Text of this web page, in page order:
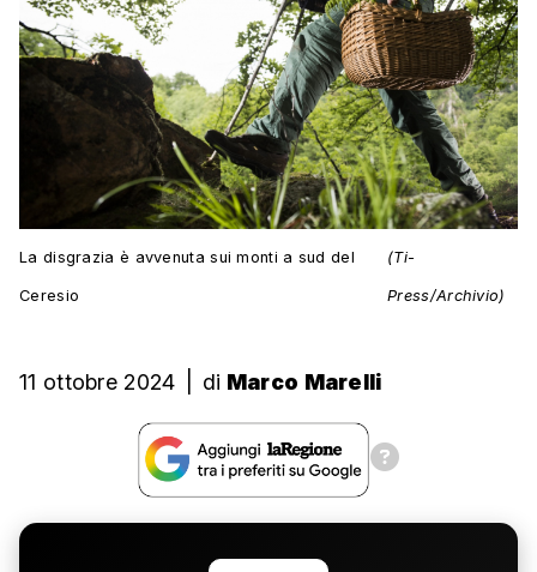
La disgrazia è avvenuta sui monti a sud del
Ceresio
(Ti-
Press/Archivio)
11 ottobre 2024 di Marco Marelli